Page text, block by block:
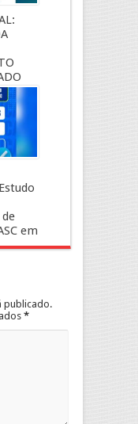
em
publicado.
*